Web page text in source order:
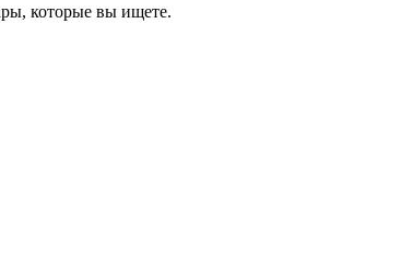
которые вы ищете.